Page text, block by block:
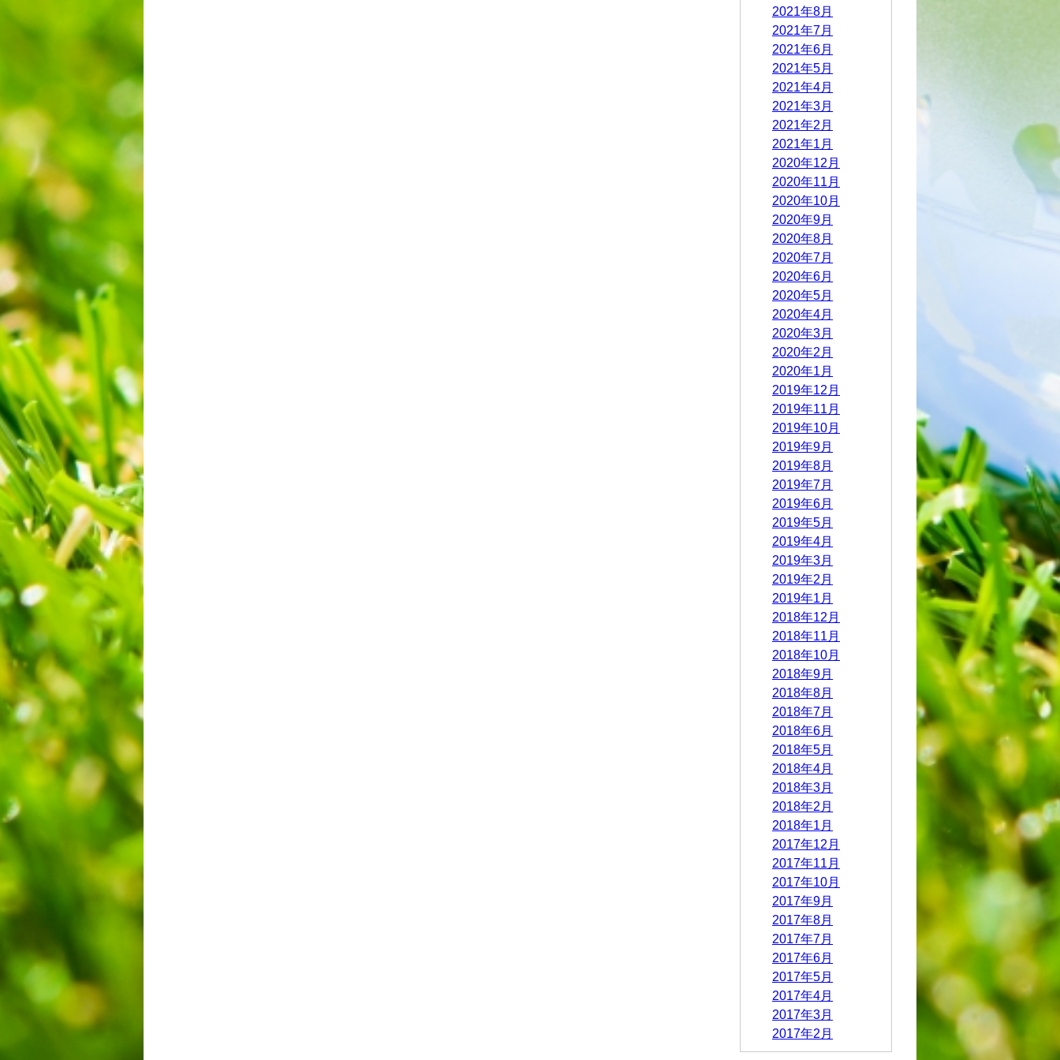
2021年8月
2021年7月
2021年6月
2021年5月
2021年4月
2021年3月
2021年2月
2021年1月
2020年12月
2020年11月
2020年10月
2020年9月
2020年8月
2020年7月
2020年6月
2020年5月
2020年4月
2020年3月
2020年2月
2020年1月
2019年12月
2019年11月
2019年10月
2019年9月
2019年8月
2019年7月
2019年6月
2019年5月
2019年4月
2019年3月
2019年2月
2019年1月
2018年12月
2018年11月
2018年10月
2018年9月
2018年8月
2018年7月
2018年6月
2018年5月
2018年4月
2018年3月
2018年2月
2018年1月
2017年12月
2017年11月
2017年10月
2017年9月
2017年8月
2017年7月
2017年6月
2017年5月
2017年4月
2017年3月
2017年2月